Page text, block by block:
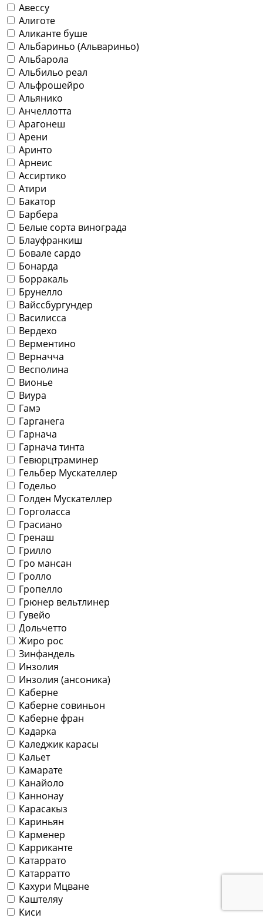
Авессу
Алиготе
Аликанте буше
Альбариньо (Альвариньо)
Альбарола
Альбильо реал
Альфрошейро
Альянико
Анчеллотта
Арагонеш
Арени
Аринто
Арнеис
Ассиртико
Атири
Бакатор
Барбера
Белые сорта винограда
Блауфранкиш
Бовале сардо
Бонарда
Борракаль
Брунелло
Вайссбургундер
Василисса
Вердехо
Верментино
Верначча
Весполина
Вионье
Виура
Гамэ
Гарганега
Гарнача
Гарнача тинта
Гевюрцтраминер
Гельбер Мускателлер
Годельо
Голден Мускателлер
Горголасса
Грасиано
Гренаш
Грилло
Гро мансан
Гролло
Гропелло
Грюнер вельтлинер
Гувейо
Дольчетто
Жиро рос
Зинфандель
Инзолия
Инзолия (ансоника)
Каберне
Каберне совиньон
Каберне фран
Кадарка
Каледжик карасы
Кальет
Камарате
Канайоло
Каннонау
Карасакыз
Кариньян
Карменер
Карриканте
Катаррато
Катарратто
Кахури Мцване
Каштеляу
Киси